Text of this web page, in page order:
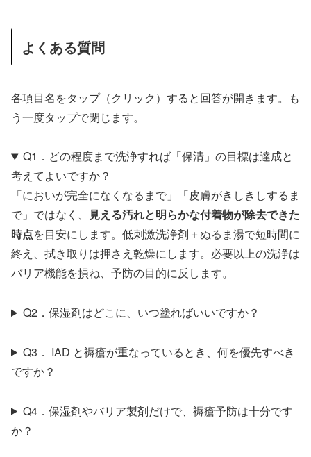
よくある質問
各項目名をタップ（クリック）すると回答が開きます。も
う一度タップで閉じます。
Q1．どの程度まで洗浄すれば「保清」の目標は達成と
考えてよいですか？
「においが完全になくなるまで」「皮膚がきしきしするま
で」ではなく、
見える汚れと明らかな付着物が除去できた
時点を目安にします。低刺激洗浄剤＋ぬるま湯で短時間に
終え、拭き取りは押さえ乾燥にします。必要以上の洗浄は
バリア機能を損ね、予防の目的に反します。
Q2．保湿剤はどこに、いつ塗ればいいですか？
Q3． IAD と褥瘡が重なっているとき、何を優先すべき
ですか？
Q4．保湿剤やバリア製剤だけで、褥瘡予防は十分です
か？